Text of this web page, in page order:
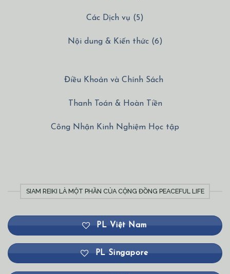
Các Dịch vụ (5)
Nội dung & Kiến thức (6)
Điều Khoản và Chính Sách
Thanh Toán & Hoàn Tiền
Công Nhận Kinh Nghiệm Học tập
SIAM REIKI LÀ MỘT PHẦN CỦA CỘNG ĐỒNG PEACEFUL LIFE
PL Việt Nam
PL Singapore